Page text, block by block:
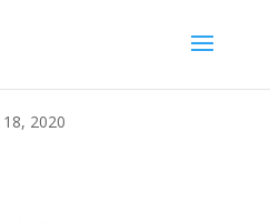
2020